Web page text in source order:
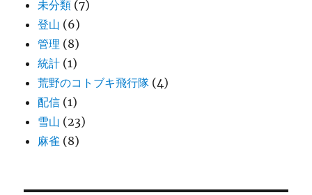
未分類 (7)
登山 (6)
管理 (8)
統計 (1)
荒野のコトブキ飛行隊 (4)
配信 (1)
雪山 (23)
麻雀 (8)